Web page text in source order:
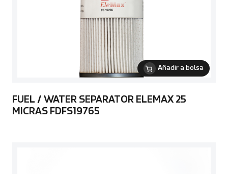
Añadir a bolsa
FUEL / WATER SEPARATOR ELEMAX 25
MICRAS FDFS19765